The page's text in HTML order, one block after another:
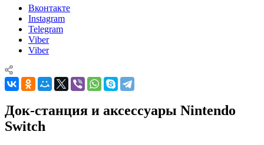
Вконтакте
Instagram
Telegram
Viber
Viber
Док-станция и аксессуары Nintendo
Switch